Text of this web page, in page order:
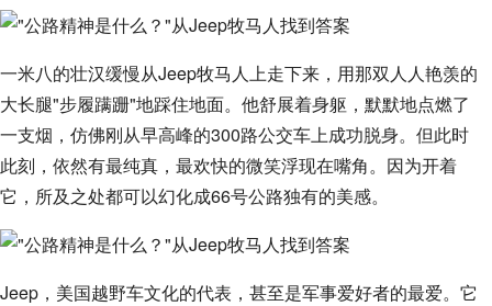
一米八的壮汉缓慢从Jeep牧马人上走下来，用那双人人艳羡的
大长腿"步履蹒跚"地踩住地面。他舒展着身躯，默默地点燃了
一支烟，仿佛刚从早高峰的300路公交车上成功脱身。但此时
此刻，依然有最纯真，最欢快的微笑浮现在嘴角。因为开着
它，所及之处都可以幻化成66号公路独有的美感。
Jeep，美国越野车文化的代表，甚至是军事爱好者的最爱。它